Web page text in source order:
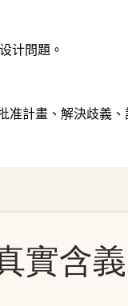
计問題。
准計畫、解決歧義